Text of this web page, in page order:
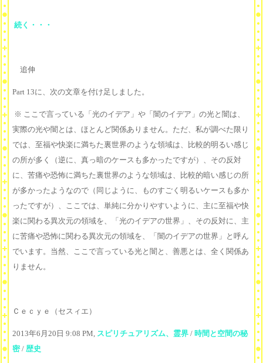
続く・・・
追伸
Part 13に、次の文章を付け足しました。
※ ここで言っている「光のイデア」や「闇のイデア」の光と闇は、
実際の光や闇とは、ほとんど関係ありません。ただ、私が調べた限り
では、至福や快楽に満ちた裏世界のような領域は、比較的明るい感じ
の所が多く（逆に、真っ暗のケースも多かったですが）、その反対
に、苦痛や恐怖に満ちた裏世界のような領域は、比較的暗い感じの所
が多かったようなので（同じように、ものすごく明るいケースも多か
ったですが）、ここでは、単純に分かりやすいように、主に至福や快
楽に関わる異次元の領域を、「光のイデアの世界」、その反対に、主
に苦痛や恐怖に関わる異次元の領域を、「闇のイデアの世界」と呼ん
でいます。当然、ここで言っている光と闇と、善悪とは、全く関係あ
りません。
Ｃｅｃｙｅ（セスィエ）
2013年6月20日 9:08 PM, スピリチュアリズム、霊界 / 時間と空間の秘
密/ 歴史